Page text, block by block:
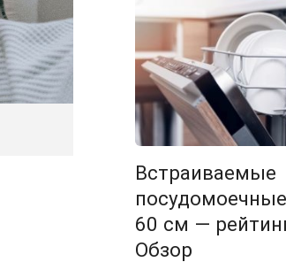
Встраиваемые
60 см —
Обзор